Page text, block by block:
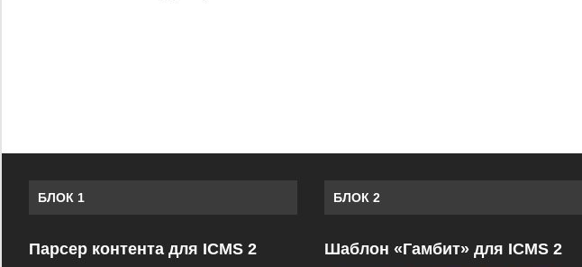
БЛОК 1
Парсер контента для ICMS 2
БЛОК 2
Шаблон «Гамбит» для ICMS 2